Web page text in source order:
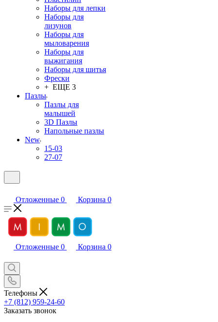
Наборы для лепки
Наборы для
лизунов
Наборы для
мыловарения
Наборы для
выжигания
Наборы для шитья
Фрески
+ ЕЩЕ 3
Пазлы
Пазлы для
малышей
3D Пазлы
Напольные пазлы
New
15-03
27-07
Отложенные 0 Корзина 0
Отложенные 0 Корзина 0
Телефоны
+7 (812) 959-24-60
Заказать звонок